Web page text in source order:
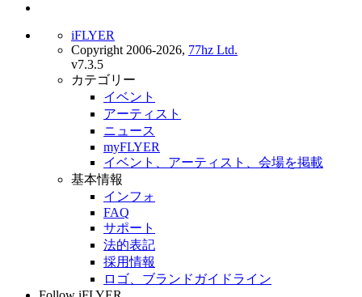
iFLYER
Copyright 2006-2026, 77hz Ltd.
v7.3.5
カテゴリー
イベント
アーティスト
ニュース
myFLYER
イベント、アーティスト、会場を掲載
基本情報
インフォ
FAQ
サポート
法的表記
採用情報
ロゴ、ブランドガイドライン